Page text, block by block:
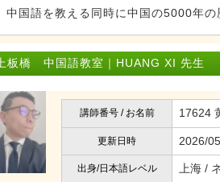
中国語を教える同時に中国の5000年の
上板橋 中国語教室｜HUANG XI 先生
講師番号 / お名前 17624
更新日時 2026/
出身/日本語レベル 上海 /